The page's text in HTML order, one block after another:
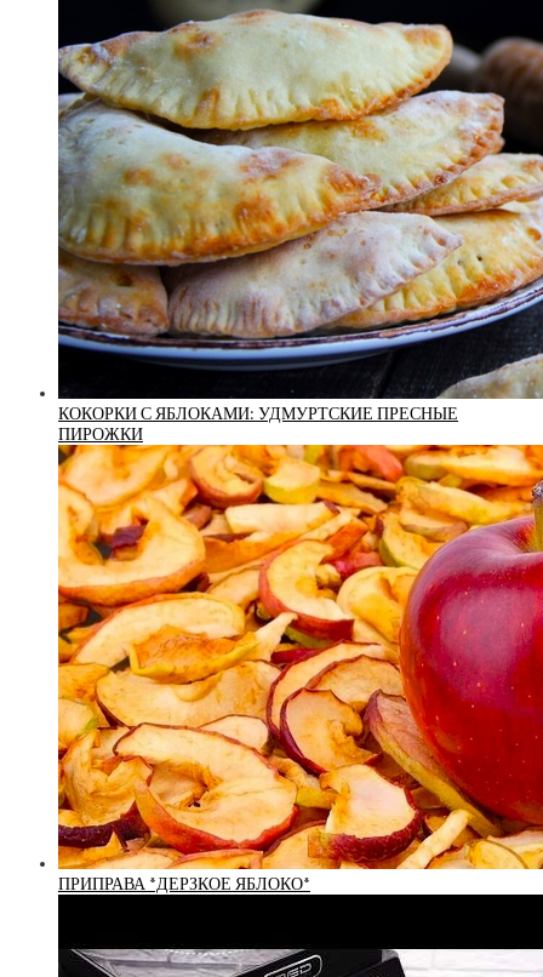
КОКОРКИ С ЯБЛОКАМИ: УДМУРТСКИЕ ПРЕСНЫЕ
ПИРОЖКИ
ПРИПРАВА *ДЕРЗКОЕ ЯБЛОКО*